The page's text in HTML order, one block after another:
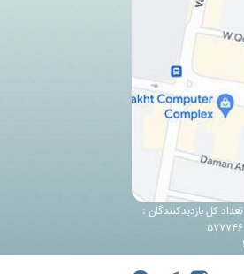
تعداد کل بازدیدکنندگان :
577746